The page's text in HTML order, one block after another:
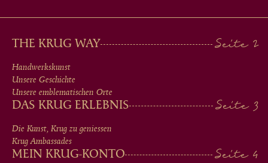
MAIN
MEN
IN
FOOTER
THE KRUG WAY
Handwerkskunst
Unsere Geschichte
Unsere emblematischen Orte
DAS KRUG ERLEBNIS
Die Kunst, Krug zu geniessen
Krug Ambassades
MEIN KRUG-KONTO